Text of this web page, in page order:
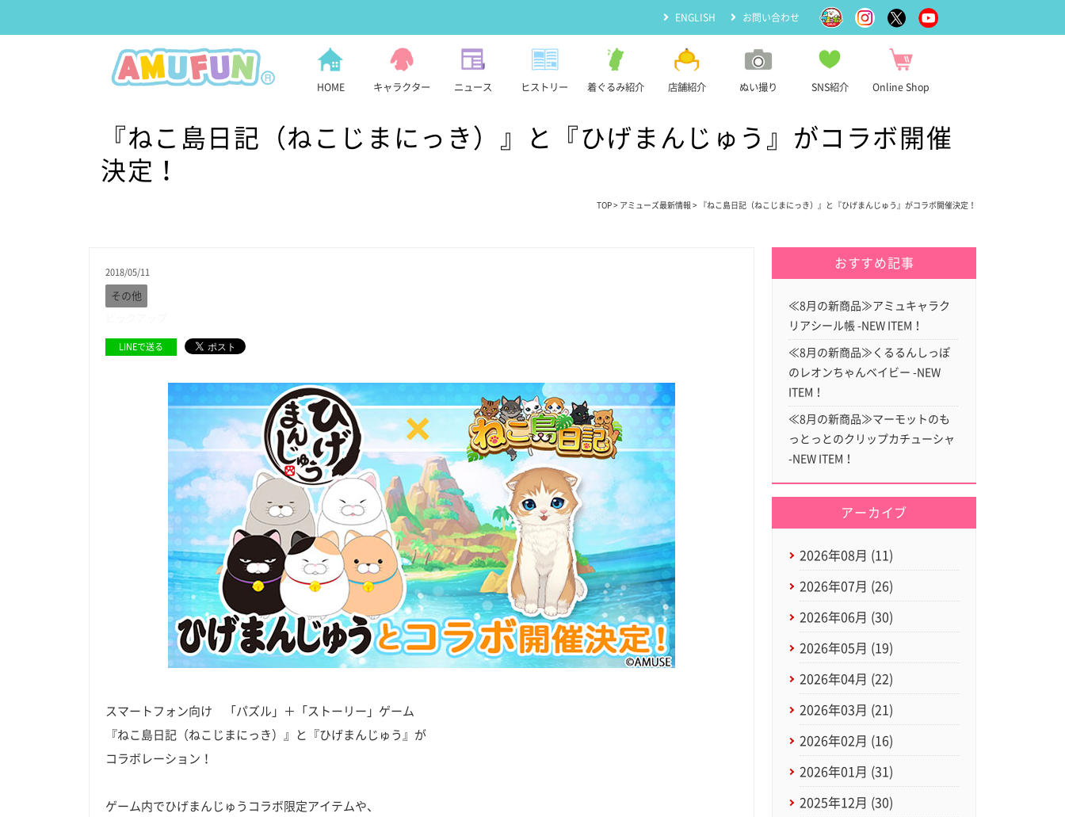
ENGLISH お問い合わせ
HOME キャラクター ニュース ヒストリー 着ぐるみ紹介 店舗紹介 ぬい撮り SNS紹介 Online Shop
『ねこ島日記（ねこじまにっき）』と『ひげまんじゅう』がコラボ開催
決定！
TOP > アミューズ最新情報 > 『ねこ島日記（ねこじまにっき）』と『ひげまんじゅう』がコラボ開催決定！
2018/05/11
その他
LINEで送る
スマートフォン向け 「パズル」＋「ストーリー」ゲーム
『ねこ島日記（ねこじまにっき）』と『ひげまんじゅう』が
コラボレーション！
ゲーム内でひげまんじゅうコラボ限定アイテムや、
おすすめ記事
≪8月の新商品≫アミュキャラク
リアシール帳 -NEW ITEM！
≪8月の新商品≫くるるんしっぽ
のレオンちゃんベイビー -NEW
ITEM！
≪8月の新商品≫マーモットのも
っとっとのクリップカチューシャ
-NEW ITEM！
アーカイブ
2026年08月 (11)
2026年07月 (26)
2026年06月 (30)
2026年05月 (19)
2026年04月 (22)
2026年03月 (21)
2026年02月 (16)
2026年01月 (31)
2025年12月 (30)